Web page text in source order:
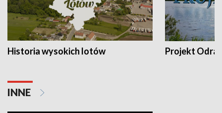
Historia wysokich lotów Projekt Odra
INNE